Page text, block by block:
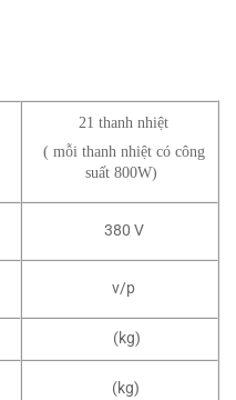
21 thanh nhiệt
( mỗi thanh nhiệt có công
suất 800W)
380 V
v/p
(kg)
(kg)